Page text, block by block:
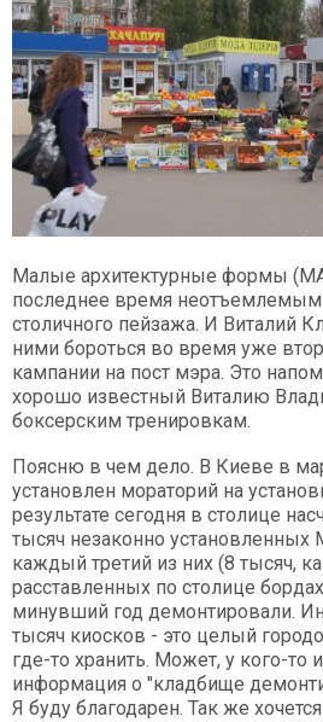
Малые архитектурные формы
последнее время
столичного пейзажа. И Виталий
ними бороться во время уже
кампании на пост мэра. Это
хорошо известный Виталию
боксерским тренировкам.
Поясню в чем дело. В Киеве в
установлен мораторий на
результате сегодня в столице
тысяч незаконно
каждый третий из них (8 тысяч,
расставленных по столице
минувший год демонтировали.
тысяч киосков - это целый
где-то хранить. Может, у кого-то
информация о "кладбище
Я буду благодарен. Так же